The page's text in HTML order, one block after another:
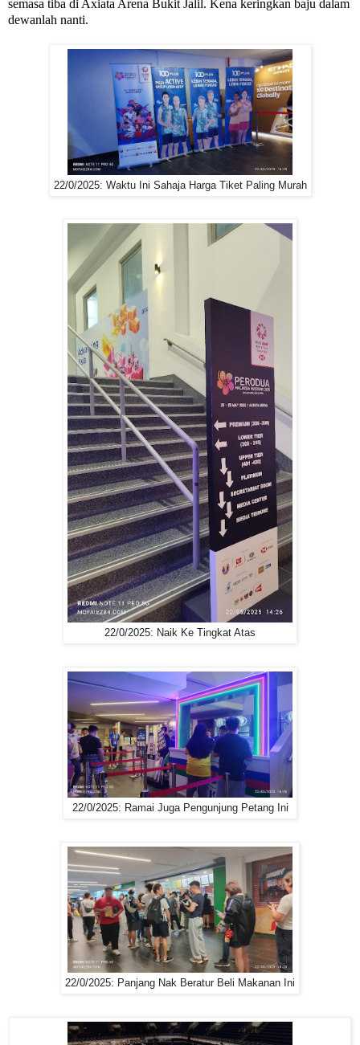
semasa tiba di Axiata Arena Bukit Jalil. Kena keringkan baju dalam
dewanlah nanti.
22/0/2025: Waktu Ini Sahaja Harga Tiket Paling Murah
22/0/2025: Naik Ke Tingkat Atas
22/0/2025: Ramai Juga Pengunjung Petang Ini
22/0/2025: Panjang Nak Beratur Beli Makanan Ini